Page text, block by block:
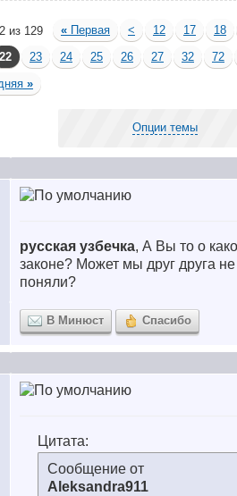
из 129 « Первая < 12 17
18
22 23 24 25 26 27 32
72
»
Опции темы
русская узбечка, А Вы то о
законе? Может мы друг друга не
поняли?
В Минюст Спасибо
Цитата:
Сообщение от
Aleksandra911